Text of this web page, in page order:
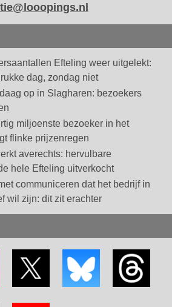
Efteling weer uitgelekt:
dag, zondag niet
op in Slagharen: bezoekers
miljoenste bezoeker in het
flinke prijzenregen
averechts: hervulbare
hele Efteling uitverkocht
communiceren dat het bedrijf in
wil zijn: dit zit erachter